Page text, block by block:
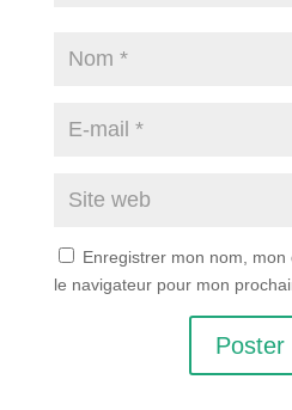
Enregistrer mon nom,
le navigateur pour mon